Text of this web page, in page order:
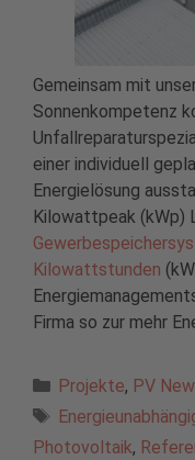
Gemeinsam mit
Sonnenkompetenz
einer individuell
Energielösung
Kilowattpeak (kWp)
Kilowattstunden
Firma so zur mehr
Kategorien
Projekte, PV
Schlagwörter
Photovoltaik,